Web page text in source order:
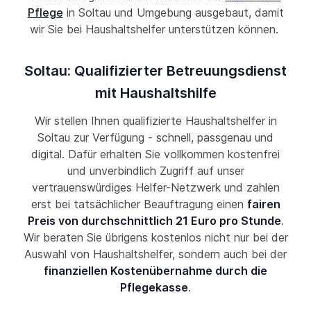
Pflege in Soltau und Umgebung ausgebaut, damit
wir Sie bei Haushaltshelfer unterstützen können.
Soltau: Qualifizierter Betreuungsdienst
mit Haushaltshilfe
Wir stellen Ihnen qualifizierte Haushaltshelfer in
Soltau zur Verfügung - schnell, passgenau und
digital. Dafür erhalten Sie vollkommen kostenfrei
und unverbindlich Zugriff auf unser
vertrauenswürdiges Helfer-Netzwerk und zahlen
erst bei tatsächlicher Beauftragung einen fairen
Preis von durchschnittlich 21 Euro pro Stunde.
Wir beraten Sie übrigens kostenlos nicht nur bei der
Auswahl von Haushaltshelfer, sondern auch bei der
finanziellen Kostenübernahme durch die
Pflegekasse.